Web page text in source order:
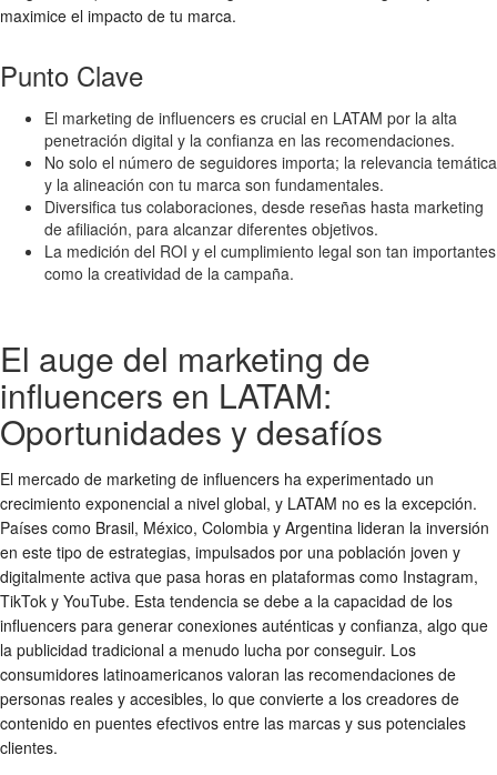
maximice el impacto de tu marca.
Punto Clave
El marketing de influencers es crucial en LATAM por la alta
penetración digital y la confianza en las recomendaciones.
No solo el número de seguidores importa; la relevancia temática
y la alineación con tu marca son fundamentales.
Diversifica tus colaboraciones, desde reseñas hasta marketing
de afiliación, para alcanzar diferentes objetivos.
La medición del ROI y el cumplimiento legal son tan importantes
como la creatividad de la campaña.
El auge del marketing de
influencers en LATAM:
Oportunidades y desafíos
El mercado de marketing de influencers ha experimentado un
crecimiento exponencial a nivel global, y LATAM no es la excepción.
Países como Brasil, México, Colombia y Argentina lideran la inversión
en este tipo de estrategias, impulsados por una población joven y
digitalmente activa que pasa horas en plataformas como Instagram,
TikTok y YouTube. Esta tendencia se debe a la capacidad de los
influencers para generar conexiones auténticas y confianza, algo que
la publicidad tradicional a menudo lucha por conseguir. Los
consumidores latinoamericanos valoran las recomendaciones de
personas reales y accesibles, lo que convierte a los creadores de
contenido en puentes efectivos entre las marcas y sus potenciales
clientes.